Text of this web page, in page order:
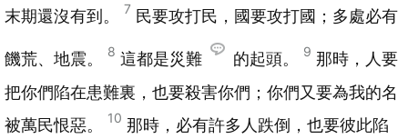
末期還沒有到。
7 民要攻打民，國要攻打國；多處必有
饑荒、地震。 8 這都是災難 的起頭。 9 那時，人要
把你們陷在患難裏，也要殺害你們；你們又要為我的名
被萬民恨惡。
10 那時，必有許多人跌倒，也要彼此陷